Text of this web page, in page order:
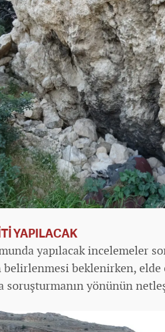
YAPILACAK
yapılacak incelemeler
beklenirken, elde
soruşturmanın yönünün